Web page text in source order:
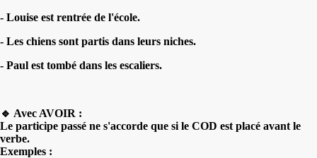
- Louise est rentrée de l'école.
- Les chiens sont partis dans leurs niches.
- Paul est tombé dans les escaliers.
🔹 Avec AVOIR :
Le participe passé ne s'accorde que si le COD est placé avant le
verbe.
Exemples :